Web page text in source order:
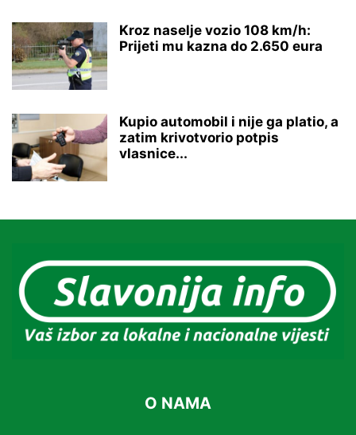
Kroz naselje vozio 108 km/h:
Prijeti mu kazna do 2.650 eura
Kupio automobil i nije ga platio, a
zatim krivotvorio potpis
vlasnice...
O NAMA